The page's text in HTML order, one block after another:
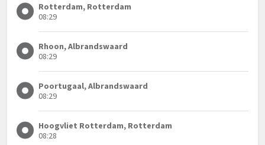
Rotterdam, Rotterdam
08:29
Rhoon, Albrandswaard
08:29
Poortugaal, Albrandswaard
08:29
Hoogvliet Rotterdam, Rotterdam
08:28